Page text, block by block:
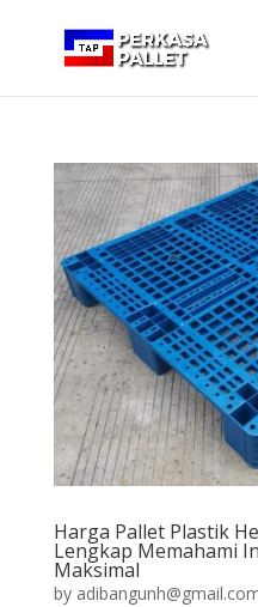
Harga Pallet Plastik
Lengkap Memahami
Maksimal
by